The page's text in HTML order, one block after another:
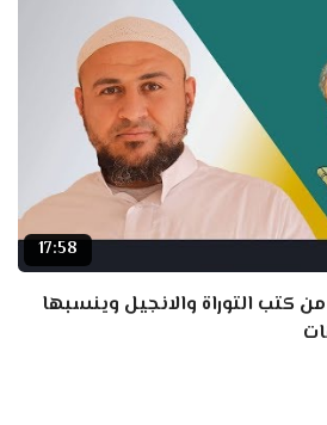
17:58
كتب التوراة والانجيل وينسبها